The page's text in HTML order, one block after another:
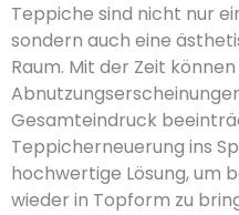
Teppiche sind nicht nur
sondern auch eine
Raum. Mit der Zeit
Gesamteindruck
Teppicherneuerung ins
hochwertige Lösung, um
wieder in Topform zu